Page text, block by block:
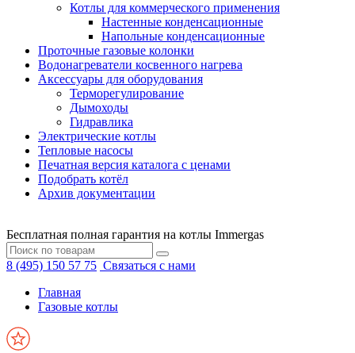
Котлы для коммерческого применения
Настенные конденсационные
Напольные конденсационные
Проточные газовые колонки
Водонагреватели косвенного нагрева
Аксессуары для оборудования
Терморегулирование
Дымоходы
Гидравлика
Электрические котлы
Тепловые насосы
Печатная версия каталога с ценами
Подобрать котёл
Архив документации
Бесплатная полная гарантия на котлы Immergas
8 (495) 150 57 75 Связаться с нами
Главная
Газовые котлы